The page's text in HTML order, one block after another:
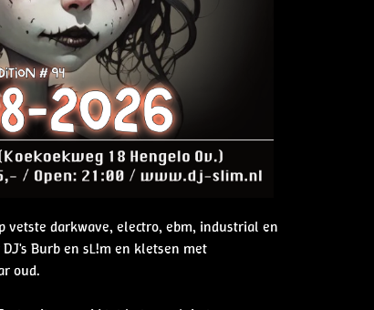
vetste darkwave, electro, ebm, industrial en
Burb en sL!m en kletsen met
oud.